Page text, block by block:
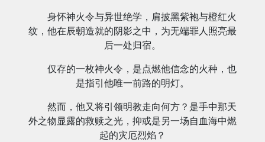
身怀神火令与异世绝学，肩披黑紫袍与橙红火
纹，他在辰朝造就的阴影之中，为无端罪人照亮最
后一处归宿。
仅存的一枚神火令，是点燃他信念的火种，也
是指引他唯一前路的明灯。
然而，他又将引领明教走向何方？是手中那天
外之物显露的救赎之光，抑或是另一场自血海中燃
起的灾厄烈焰？